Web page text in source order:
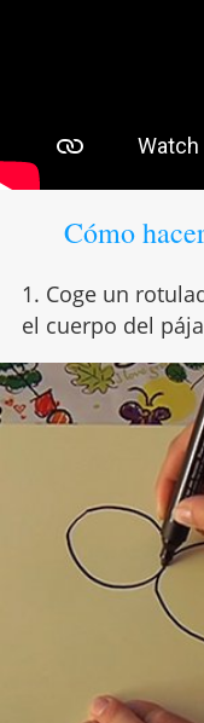
Cómo
1. Coge un
el cuerpo del